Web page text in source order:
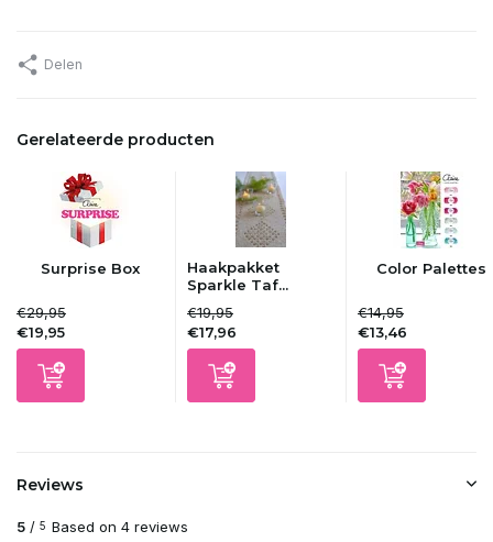
Delen
Gerelateerde producten
Surprise Box
€29,95
€19,95
Haakpakket
Sparkle Taf...
€19,95
€17,96
Color Palettes
€14,95
€13,46
Reviews
5 / 5 Based on 4 reviews